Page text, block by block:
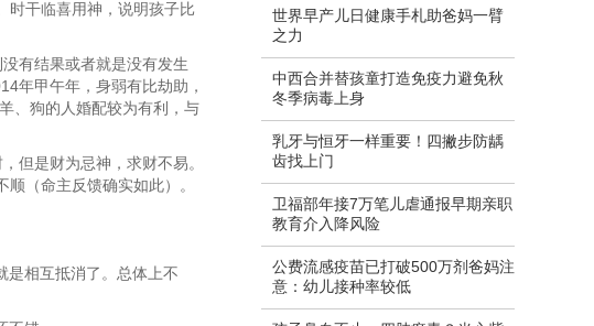
时干临喜用神，说明孩子比
有结果或者就是没有发生
年甲午年，身弱有比劫助，
、狗的人婚配较为有利，与
但是财为忌神，求财不易。
（命主反馈确实如此）。
是相互抵消了。总体上不
世界早产儿日健康手札助爸妈一臂
之力
中西合并替孩童打造免疫力避免秋
冬季病毒上身
乳牙与恒牙一样重要！四撇步防龋
齿找上门
卫福部年接7万笔儿虐通报早期亲职
教育介入降风险
公费流感疫苗已打破500万剂爸妈注
意：幼儿接种率较低